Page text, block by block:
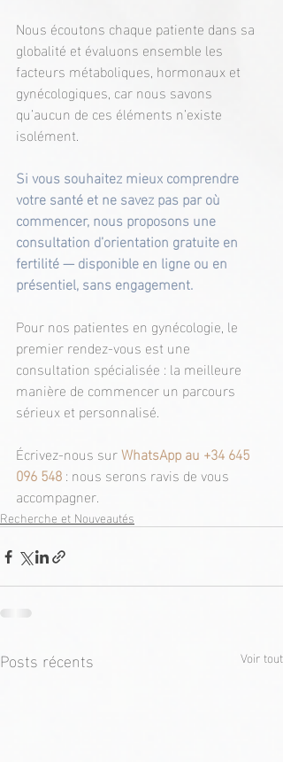
Nous écoutons chaque patiente dans sa
globalité et évaluons ensemble les
facteurs métaboliques, hormonaux et
gynécologiques, car nous savons
qu’aucun de ces éléments n’existe
isolément.
Si vous souhaitez mieux comprendre
votre santé et ne savez pas par où
commencer, nous proposons une
consultation d’orientation gratuite en
fertilité — disponible en ligne ou en
présentiel, sans engagement.
Pour nos patientes en gynécologie, le
premier rendez-vous est une
consultation spécialisée : la meilleure
manière de commencer un parcours
sérieux et personnalisé.
Écrivez-nous sur WhatsApp au +34 645
096 548 : nous serons ravis de vous
accompagner.
Recherche et Nouveautés
Posts récents Voir tout